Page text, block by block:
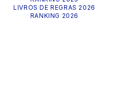
LIVROS DE REGRAS 2026
RANKING 2026